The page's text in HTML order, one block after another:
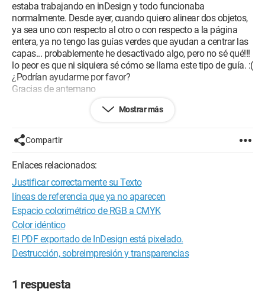
estaba trabajando en inDesign y todo funcionaba
normalmente. Desde ayer, cuando quiero alinear dos objetos,
ya sea uno con respecto al otro o con respecto a la página
entera, ya no tengo las guías verdes que ayudan a centrar las
capas... probablemente he desactivado algo, pero no sé qué!!!
lo peor es que ni siquiera sé cómo se llama este tipo de guía. :(
¿Podrían ayudarme por favor?
Gracias de antemano
Mac OS X Lion (10.7.5) / Chrome
Mostrar más
Compartir
Enlaces relacionados:
Justificar correctamente su Texto
líneas de referencia que ya no aparecen
Espacio colorimétrico de RGB a CMYK
Color idéntico
El PDF exportado de InDesign está pixelado.
Destrucción, sobreimpresión y transparencias
1 respuesta